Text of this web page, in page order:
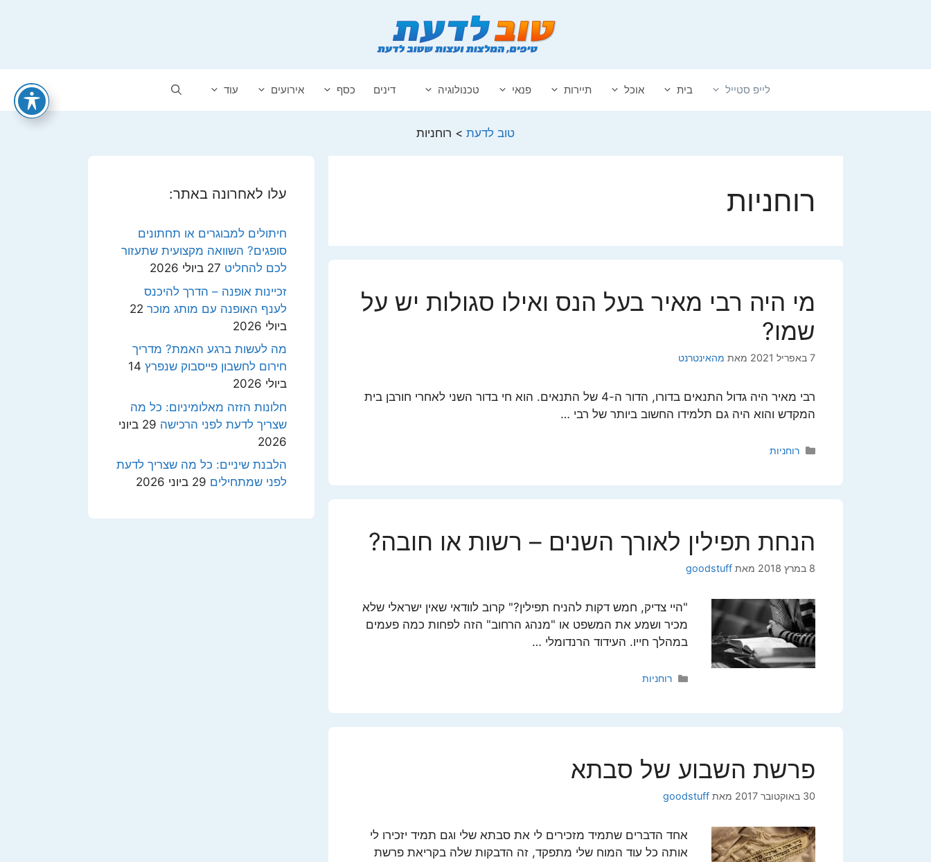
לייפ סטייל בית אוכל תיירות פנאי טכנולוגיה דינים כסף אירועים עוד
טוב לדעת > רוחניות
רוחניות
מי היה רבי מאיר בעל הנס ואילו סגולות יש על
שמו?
7 באפריל 2021 מאת מהאינטרנט
רבי מאיר היה גדול התנאים בדורו, הדור ה-4 של התנאים. הוא חי בדור השני לאחרי חורבן בית
המקדש והוא היה גם תלמידו החשוב ביותר של רבי …
קטגוריות
רוחניות
הנחת תפילין לאורך השנים – רשות או חובה?
8 במרץ 2018 מאת goodstuff
"היי צדיק, חמש דקות להניח תפילין?" קרוב לוודאי שאין ישראלי שלא
מכיר ושמע את המשפט או "מנהג הרחוב" הזה לפחות כמה פעמים
במהלך חייו. העידוד הרנדומלי …
קטגוריות
רוחניות
פרשת השבוע של סבתא
30 באוקטובר 2017 מאת goodstuff
אחד הדברים שתמיד מזכירים לי את סבתא שלי וגם תמיד יזכירו לי
אותה כל עוד המוח שלי מתפקד, זה הדבקות שלה בקריאת פרשת
עלו לאחרונה באתר:
חיתולים למבוגרים או תחתונים
סופגים? השוואה מקצועית שתעזור
לכם להחליט 27 ביולי 2026
זכיינות אופנה – הדרך להיכנס
לענף האופנה עם מותג מוכר 22
ביולי 2026
מה לעשות ברגע האמת? מדריך
חירום לחשבון פייסבוק שנפרץ 14
ביולי 2026
חלונות הזזה מאלומיניום: כל מה
שצריך לדעת לפני הרכישה
29 ביוני
2026
הלבנת שיניים: כל מה שצריך לדעת
לפני שמתחילים 29 ביוני 2026